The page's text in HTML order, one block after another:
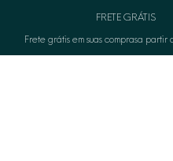
FRETE GRÁTIS
Frete grátis em suas comprasa partir